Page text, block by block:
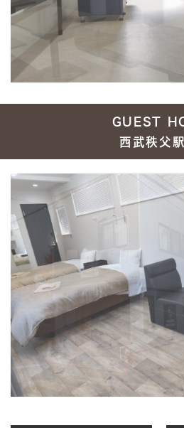
GUEST
西武秩父